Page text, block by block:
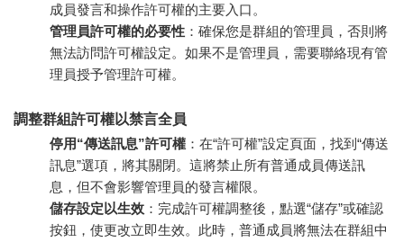
成員發言和操作許可權的主要入口。
管理員許可權的必要性 ：確保您是群組的管理員，否則將
無法訪問許可權設定。如果不是管理員，需要聯絡現有管
理員授予管理許可權。
調整群組許可權以禁言全員
停用“傳送訊息”許可權 ：在“許可權”設定頁面，找到“傳送
訊息”選項，將其關閉。這將禁止所有普通成員傳送訊
息，但不會影響管理員的發言權限。
儲存設定以生效 ：完成許可權調整後，點選“儲存”或確認
按鈕，使更改立即生效。此時，普通成員將無法在群組中